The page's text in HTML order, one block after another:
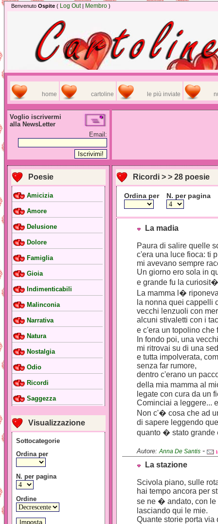
Benvenuto Ospite ( Log Out| Membro )
home cartoline le più inviate
Voglio iscrivermi
alla NewsLetter
Email:
Poesie
Amicizia
Amore
Delusione
Dolore
Famiglia
Gioia
Indimenticabili
Malinconia
Narrativa
Natura
Nostalgia
Odio
Ricordi
Saggezza
Visualizzazione
Sottocategorie
Ordina per
N. per pagina
Ordine
Ricordi > > 28 poesie
Ordina per N. per pagina
La madia
Paura di salire quelle
c'era una luce fioca: ti
mi avevano sempre
Un giorno ero sola in
e grande fu la
La mamma l�
la nonna quei cappelli
vecchi lenzuoli con
alcuni stivaletti con i
e c'era un topolino
In fondo poi, una
mi ritrovai su di una
e tutta impolverata,
senza far rumore,
dentro c'erano un
della mia mamma al
legate con cura da un
Cominciai a leggere...
Non c'� cosa che ad
di sapere leggendo
quanto � stato grande
Autore:Anna De Santis -
La stazione
Scivola piano, sulle
hai tempo ancora per
se ne � andato, con le
lasciando qui le mie.
Quante storie porta via